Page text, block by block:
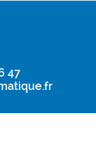
47